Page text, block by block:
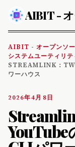
AIBIT - オープンソー
システムユーティリテ
STREAMLINK：
ワーハウス
2026年4月8日
YouTube